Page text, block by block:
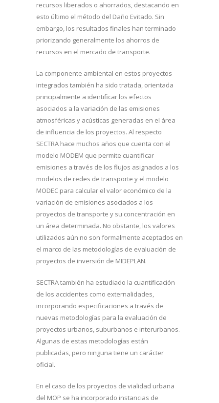
recursos liberados o ahorrados, destacando en
esto último el método del Daño Evitado. Sin
embargo, los resultados finales han terminado
priorizando generalmente los ahorros de
recursos en el mercado de transporte.
La componente ambiental en estos proyectos
integrados también ha sido tratada, orientada
principalmente a identificar los efectos
asociados a la variación de las emisiones
atmosféricas y acústicas generadas en el área
de influencia de los proyectos. Al respecto
SECTRA hace muchos años que cuenta con el
modelo MODEM que permite cuantificar
emisiones a través de los flujos asignados a los
modelos de redes de transporte y el modelo
MODEC para calcular el valor económico de la
variación de emisiones asociados a los
proyectos de transporte y su concentración en
un área determinada. No obstante, los valores
utilizados aún no son formalmente aceptados en
el marco de las metodologías de evaluación de
proyectos de inversión de MIDEPLAN.
SECTRA también ha estudiado la cuantificación
de los accidentes como externalidades,
incorporando especificaciones a través de
nuevas metodologías para la evaluación de
proyectos urbanos, suburbanos e interurbanos.
Algunas de estas metodologías están
publicadas, pero ninguna tiene un carácter
oficial.
En el caso de los proyectos de vialidad urbana
del MOP se ha incorporado instancias de